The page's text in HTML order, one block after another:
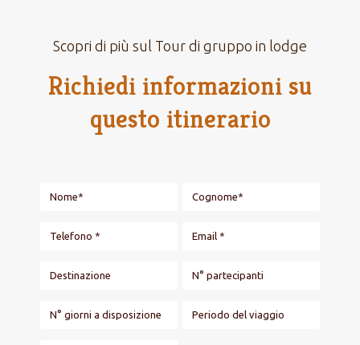
Scopri di più sul Tour di gruppo in lodge
Richiedi informazioni su
questo itinerario